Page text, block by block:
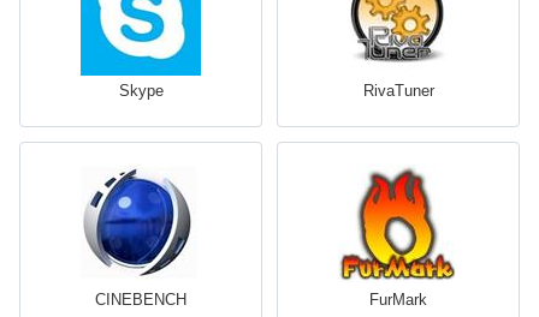
Skype RivaTuner
CINEBENCH FurMark